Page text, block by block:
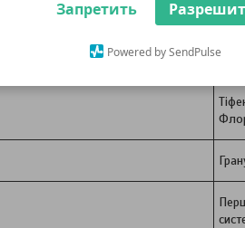
Запретить
Powered by SendPulse